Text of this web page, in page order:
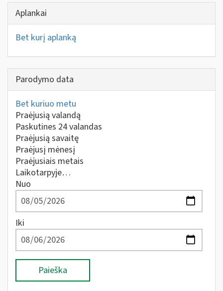
Aplankai
Bet kurį aplanką
Parodymo data
Bet kuriuo metu
Praėjusią valandą
Paskutines 24 valandas
Praėjusią savaitę
Praėjusį mėnesį
Praėjusiais metais
Laikotarpyje…
Nuo
Iki
Paieška